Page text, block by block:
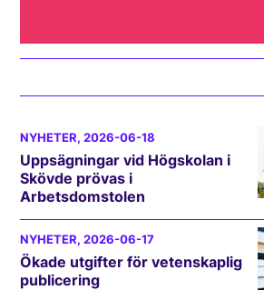
NYHETER, 2026-06-18
Uppsägningar vid Högskolan i
Skövde prövas i
Arbetsdomstolen
NYHETER, 2026-06-17
Ökade utgifter för vetenskaplig
publicering